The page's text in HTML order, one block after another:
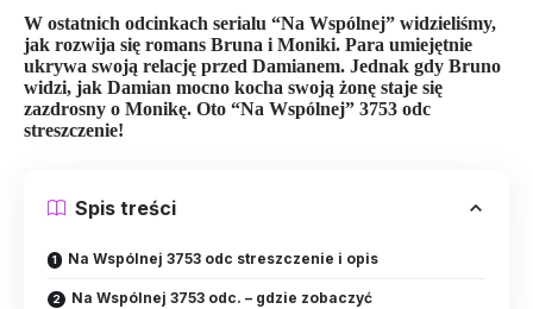
W ostatnich odcinkach serialu “Na Wspólnej” widzieliśmy,
jak rozwija się romans Bruna i Moniki. Para umiejętnie
ukrywa swoją relację przed Damianem. Jednak gdy Bruno
widzi, jak Damian mocno kocha swoją żonę staje się
zazdrosny o Monikę. Oto “Na Wspólnej” 3753 odc
streszczenie!
Spis treści
Na Wspólnej 3753 odc streszczenie i opis
Na Wspólnej 3753 odc. – gdzie zobaczyć